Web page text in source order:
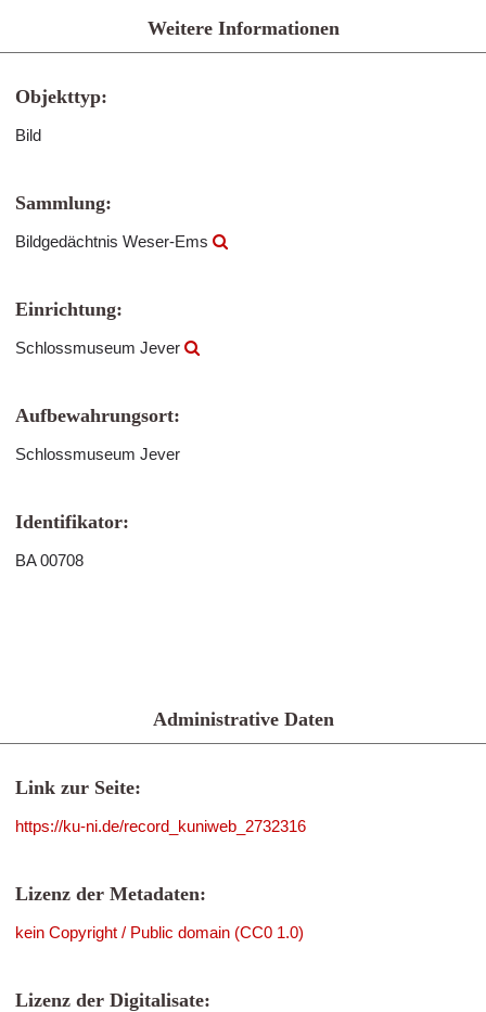
Weitere Informationen
Objekttyp:
Bild
Sammlung:
Bildgedächtnis Weser-Ems
Einrichtung:
Schlossmuseum Jever
Aufbewahrungsort:
Schlossmuseum Jever
Identifikator:
BA 00708
Administrative Daten
Link zur Seite:
https://ku-ni.de/record_kuniweb_2732316
Lizenz der Metadaten:
kein Copyright / Public domain (CC0 1.0)
Lizenz der Digitalisate: